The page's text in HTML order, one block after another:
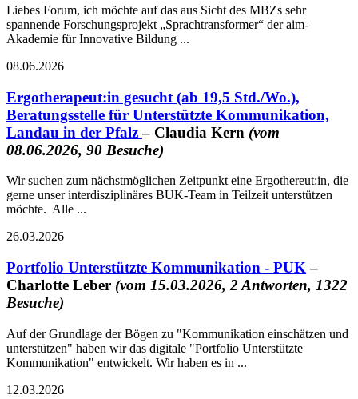
Liebes Forum, ich möchte auf das aus Sicht des MBZs sehr
spannende Forschungsprojekt „Sprachtransformer“ der aim-
Akademie für Innovative Bildung ...
08.06.2026
Ergotherapeut:in gesucht (ab 19,5 Std./Wo.),
Beratungsstelle für Unterstützte Kommunikation,
Landau in der Pfalz– Claudia Kern (vom
08.06.2026, 90 Besuche)
Wir suchen zum nächstmöglichen Zeitpunkt eine Ergothereut:in, die
gerne unser interdisziplinäres BUK-Team in Teilzeit unterstützen
möchte. Alle ...
26.03.2026
Portfolio Unterstützte Kommunikation - PUK –
Charlotte Leber (vom 15.03.2026, 2 Antworten, 1322
Besuche)
Auf der Grundlage der Bögen zu "Kommunikation einschätzen und
unterstützen" haben wir das digitale "Portfolio Unterstützte
Kommunikation" entwickelt. Wir haben es in ...
12.03.2026